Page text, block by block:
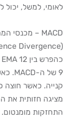
לאומי, למשל, יכול
MACD – מכנסי הממוצע הנע
מציגה חזותית את
התחזקות מומנטום.